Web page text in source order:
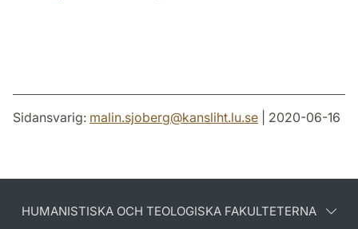
Sidansvarig: malin.sjoberg@kansliht.lu.se | 2020-06-16
HUMANISTISKA OCH TEOLOGISKA FAKULTETERNA